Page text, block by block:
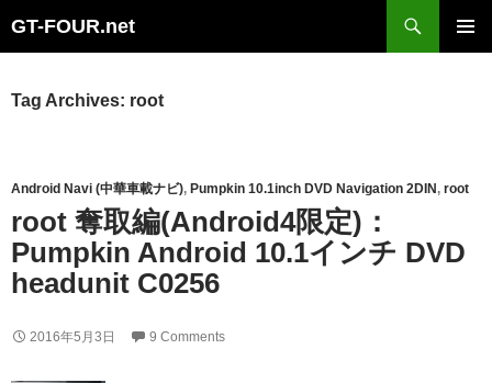
GT-FOUR.net
content
Tag Archives: root
Android Navi (中華車載ナビ), Pumpkin 10.1inch DVD Navigation 2DIN , root
root 奪取編(Android4限定)：
Pumpkin Android 10.1インチ DVD
headunit C0256
2016年5月3日 9 Comments